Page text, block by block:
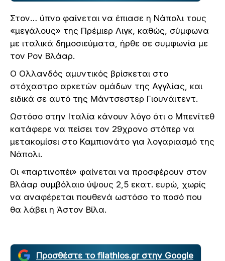
Στον… ύπνο φαίνεται να έπιασε η Νάπολι τους
«μεγάλους» της Πρέμιερ Λιγκ, καθώς, σύμφωνα
με ιταλικά δημοσιεύματα, ήρθε σε συμφωνία με
τον Ρον Βλάαρ.
Ο Ολλανδός αμυντικός βρίσκεται στο
στόχαστρο αρκετών ομάδων της Αγγλίας, και
ειδικά σε αυτό της Μάντσεστερ Γιουνάιτεντ.
Ωστόσο στην Ιταλία κάνουν λόγο ότι ο Μπενίτεθ
κατάφερε να πείσει τον 29χρονο στόπερ να
μετακομίσει στο Καμπιονάτο για λογαριασμό της
Νάπολι.
Οι «παρτινοπέι» φαίνεται να προσφέρουν στον
Βλάαρ συμβόλαιο ύψους 2,5 εκατ. ευρώ, χωρίς
να αναφέρεται πουθενά ωστόσο το ποσό που
θα λάβει η Άστον Βίλα.
Προσθέστε το filathlos.gr στην Google